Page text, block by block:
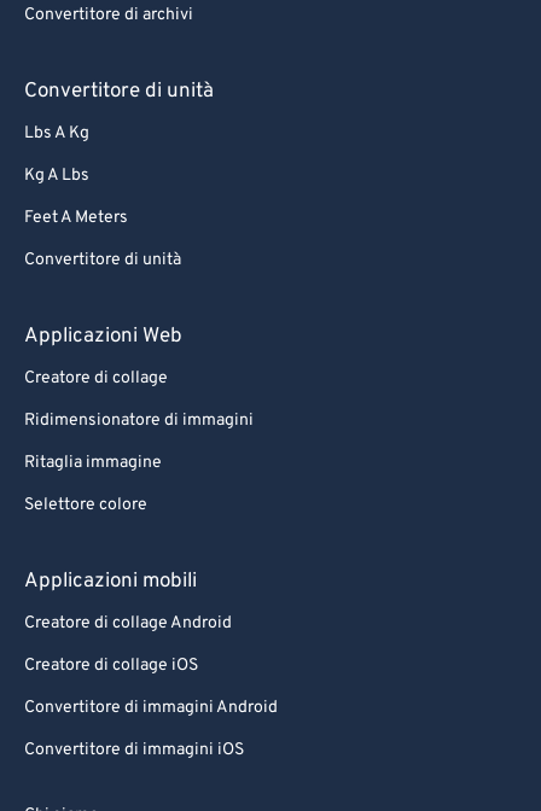
Convertitore di archivi
Convertitore di unità
Lbs A Kg
Kg A Lbs
Feet A Meters
Convertitore di unità
Applicazioni Web
Creatore di collage
Ridimensionatore di immagini
Ritaglia immagine
Selettore colore
Applicazioni mobili
Creatore di collage Android
Creatore di collage iOS
Convertitore di immagini Android
Convertitore di immagini iOS